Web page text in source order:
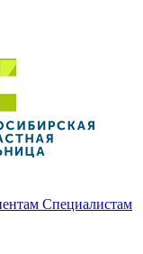
Специалистам